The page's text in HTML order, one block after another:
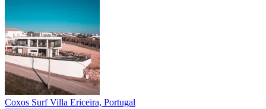
Coxos Surf Villa Ericeira, Portugal